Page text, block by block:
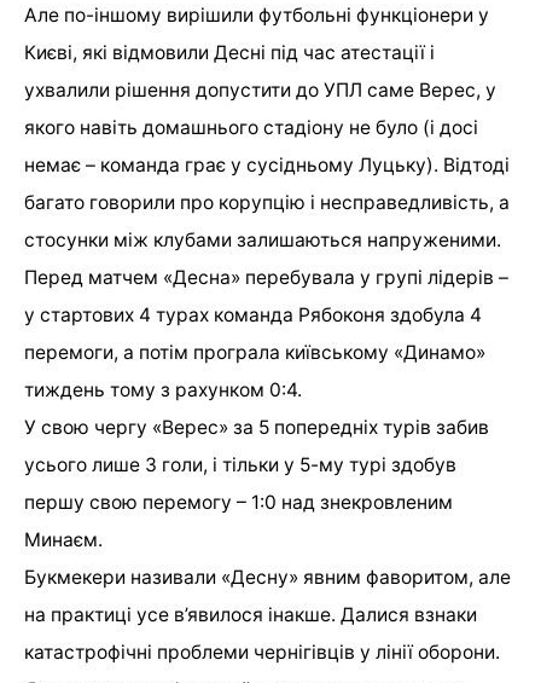
Але по-іншому вирішили футбольні функціонери у
Києві, які відмовили Десні під час атестації і
ухвалили рішення допустити до УПЛ саме Верес, у
якого навіть домашнього стадіону не було (і досі
немає – команда грає у сусідньому Луцьку). Відтоді
багато говорили про корупцію і несправедливість, а
стосунки між клубами залишаються напруженими.
Перед матчем «Десна» перебувала у групі лідерів –
у стартових 4 турах команда Рябоконя здобула 4
перемоги, а потім програла київському «Динамо»
тиждень тому з рахунком 0:4.
У свою чергу «Верес» за 5 попередніх турів забив
усього лише 3 голи, і тільки у 5-му турі здобув
першу свою перемогу – 1:0 над знекровленим
Минаєм.
Букмекери називали «Десну» явним фаворитом, але
на практиці усе в’явилося інакше. Далися взнаки
катастрофічні проблеми чернігівців у лінії оборони.